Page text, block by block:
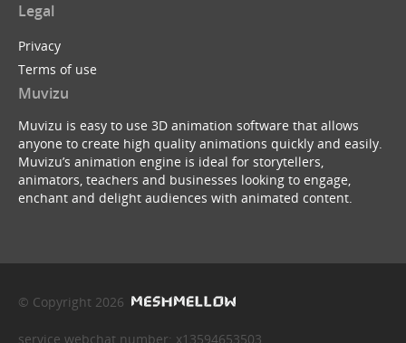
Legal
Privacy
Terms of use
Muvizu
Muvizu is easy to use 3D animation software that allows
anyone to create high quality animations quickly and easily.
Muvizu’s animation engine is ideal for storytellers,
animators, teachers and businesses looking to engage,
enchant and delight audiences with animated content.
© Copyright 2026
service webchat number: x13594653503